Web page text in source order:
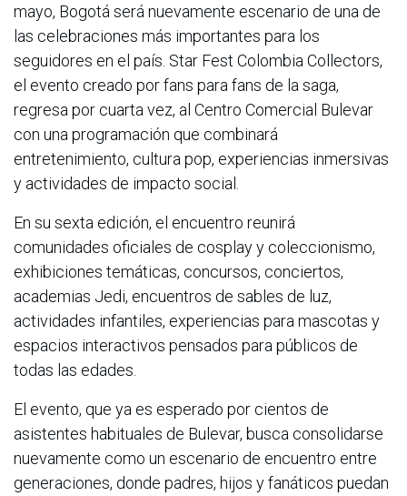
mayo, Bogotá será nuevamente escenario de una de
las celebraciones más importantes para los
seguidores en el país. Star Fest Colombia Collectors,
el evento creado por fans para fans de la saga,
regresa por cuarta vez, al Centro Comercial Bulevar
con una programación que combinará
entretenimiento, cultura pop, experiencias inmersivas
y actividades de impacto social.
En su sexta edición, el encuentro reunirá
comunidades oficiales de cosplay y coleccionismo,
exhibiciones temáticas, concursos, conciertos,
academias Jedi, encuentros de sables de luz,
actividades infantiles, experiencias para mascotas y
espacios interactivos pensados para públicos de
todas las edades.
El evento, que ya es esperado por cientos de
asistentes habituales de Bulevar, busca consolidarse
nuevamente como un escenario de encuentro entre
generaciones, donde padres, hijos y fanáticos puedan